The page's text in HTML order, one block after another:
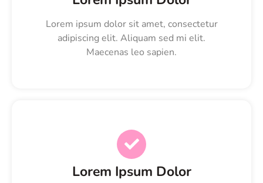
Lorem ipsum dolor sit amet, consectetur
adipiscing elit. Aliquam sed mi elit.
Maecenas leo sapien.
Lorem Ipsum Dolor